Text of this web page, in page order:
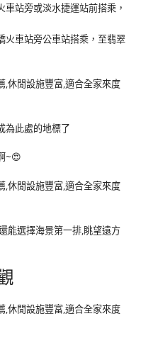
站旁或淡水捷運站前搭乘，
火車站旁公車站搭乘，至翡翠
為此處的地標了
~😍
能選擇海景第一排,眺望遠方